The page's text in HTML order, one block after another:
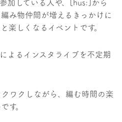
加している人や、[hus:]から
み物仲間が増えるきっかけに
楽しくなるイベントです。
よるインスタライブを不定期
ワクしながら、編む時間の楽
す。